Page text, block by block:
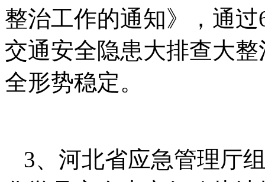
整治工作的通知》，通
交通安全隐患大排查大
全形势稳定。
3、河北省应急管理厅